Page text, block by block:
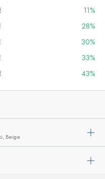
11%
28%
30%
33%
43%
Beige